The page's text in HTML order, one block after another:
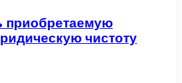
приобретаемую
чистоту